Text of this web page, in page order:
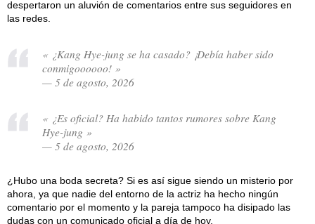
despertaron un aluvión de comentarios entre sus seguidores en
las redes.
« ¿Kang Hye-jung se ha casado? ¡Debía haber sido
conmigoooooo! »
— 5 de agosto, 2026
« ¿Es oficial? Ha habido tantos rumores sobre Kang
Hye-jung »
— 5 de agosto, 2026
¿Hubo una boda secreta? Si es así sigue siendo un misterio por
ahora, ya que nadie del entorno de la actriz ha hecho ningún
comentario por el momento y la pareja tampoco ha disipado las
dudas con un comunicado oficial a día de hoy.